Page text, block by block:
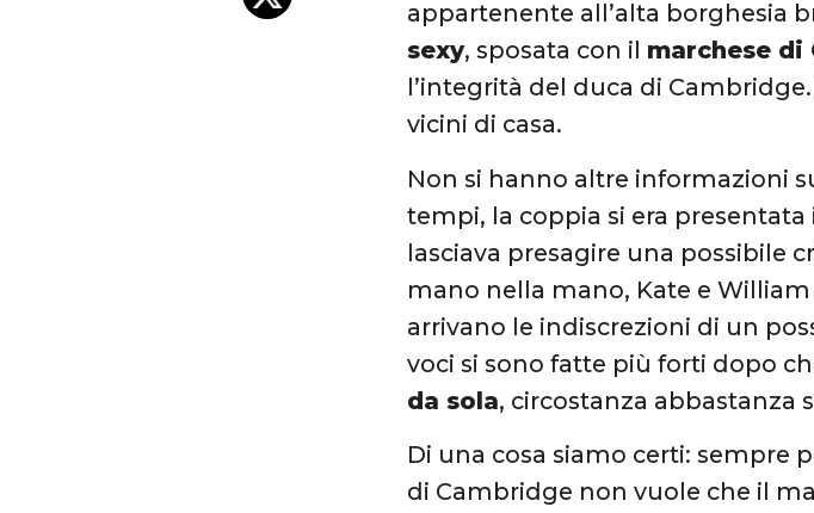
appartenente all’alta borghesia
sexy, sposata con il marchese di
l’integrità del duca di
vicini di casa.
Non si hanno altre informazioni
tempi, la coppia si era
lasciava presagire una possibile
mano nella mano, Kate e
arrivano le indiscrezioni di un
voci si sono fatte più forti dopo
da sola, circostanza abbastanza
Di una cosa siamo certi: sempre
di Cambridge non vuole che il